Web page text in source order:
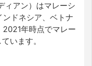
ィアン）はマレーシ
ドネシア、ベトナ
年時点でマレー
います。